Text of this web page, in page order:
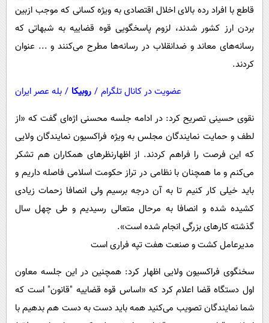
قاطع با افراد رده بالای اخلال اقتصادی به ویژه کسانی که موجب ازبین
بردن ارز کشور شدند، لزوم پاسخگویی قوه قضاییه به شبهاتی که
رسانه‌های معاند و ضدانقلاب در رسانه‌ها مطرح می‌کنند و ... عنوان
کردند.
عضویت در کانال تلگرام / روبیکا / بله عصر ایران
نقوی حسینی تصریح کرد: در ادامه جلسه محسنی اژه‌ای گفت که «از
لطف و حمایت نمایندگان مجلس به ویژه فراکسیون نمایندگان ولایی
که این فرصت را فراهم کردند. از اظهارنظرهای همکاران هم تشکر
می‌کنم و ما همچنان با نظامی در تراز حکومت اسلامی فاصله داریم و
باید خیلی کار کنیم تا به آن درجه برسیم ولی انصافا زحمات زیادی
کشیده شده و انصافا به مرحال متعالی رسیدیم و طی چهل سال
گذشته کارهای بزرگی انجام شده است».
مدیرعامل کشت و صنعت هفت تپه فراری است
سخنگوی فراکسیون ولایی اظهار کرد: همچنین در این جلسه معاون
اول دستگاه قضا اعلام کرد که «اساس قوه قضاییه "قانون" است که
شما نمایندگان تصویب می‌کنید همه باید دست به دست هم بدهیم با